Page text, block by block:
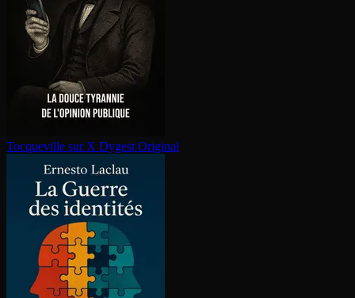
Tocqueville sur X Dygest Original